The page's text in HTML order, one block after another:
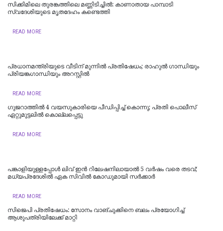
സിക്കിമിലെ തുരങ്കത്തിലെ മണ്ണിടിച്ചില്‍: കാണാതായ പാമ്പാടി
സ്വദേശിയുടെ മൃതദേഹം കണ്ടെത്തി
READ MORE
പ്രധാനമന്ത്രിയുടെ വീടിന് മുന്നിൽ പ്രതിഷേധം; രാഹുൽ ​ഗാന്ധിയും
പ്രിയങ്ക​ഗാന്ധിയും അറസ്റ്റിൽ
READ MORE
ഗുജറാത്തിൽ 4 വയസുകാരിയെ പീഡിപ്പിച്ച് കൊന്നു; പ്രതി പൊലീസ്
ഏറ്റുമുട്ടലിൽ കൊല്ലപ്പെട്ടു
READ MORE
പങ്കാളിയുള്ളപ്പോള്‍ ലിവ്‌ ഇൻ റിലേഷനിലായാൽ 5 വർഷം വരെ തടവ്;
മധ്യപ്രദേശിൽ ഏക സിവിൽ കോഡുമായി സർക്കാർ
READ MORE
സിജെപി പ്രതിഷേധം: സോനം വാങ്ചുക്കിനെ ബലം പ്രയോഗിച്ച്
ആശുപത്രിയിലേക്ക് മാറ്റി